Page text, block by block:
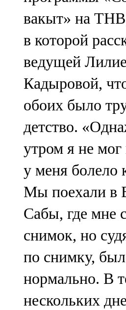
вакыт» на
в которой
ведущей Лилие
Кадыровой,
обоих было
детство.
утром я не мог
у меня болело
Мы поехали в
Сабы, где мне
снимок, но
по снимку,
нормально. В
нескольких